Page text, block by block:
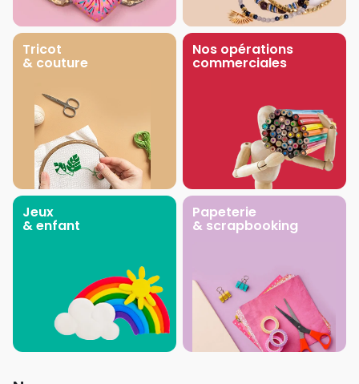
Tricot
& couture
Nos opérations
commerciales
Jeux
& enfant
Papeterie
& scrapbooking